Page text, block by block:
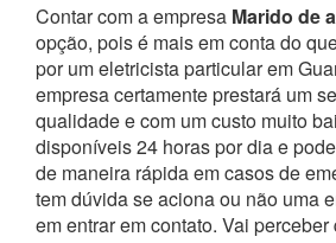
Contar com a empresa Marido de
opção, pois é mais em conta do
por um eletricista particular em
empresa certamente prestará um
qualidade e com um custo muito
disponíveis 24 horas por dia e
de maneira rápida em casos de
tem dúvida se aciona ou não uma
em entrar em contato. Vai